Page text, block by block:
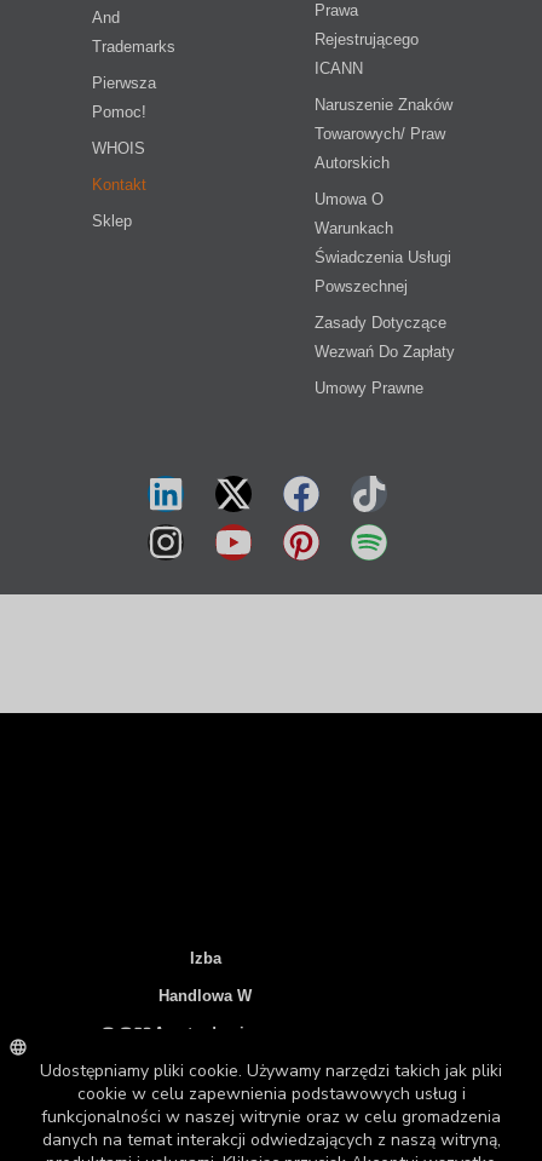
And
Trademarks
Pierwsza
Pomoc!
WHOIS
Kontakt
Sklep
Prawa
Rejestrującego
ICANN
Naruszenie Znaków
Towarowych/ Praw
Autorskich
Umowa O
Warunkach
Świadczenia Usługi
Powszechnej
Zasady Dotyczące
Wezwań Do Zapłaty
Umowy Prawne
Izba
Handlowa W
Amsterdamie:
92211526 *
Numer VAT:
NL865935932